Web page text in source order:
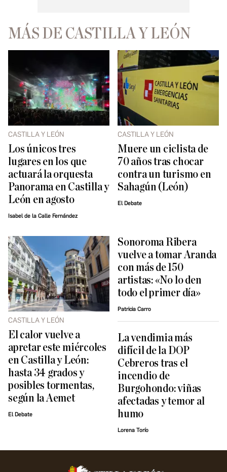
MÁS DE CASTILLA Y LEÓN
CASTILLA Y LEÓN
Los únicos tres
lugares en los que
actuará la orquesta
Panorama en Castilla y
León en agosto
Isabel de la Calle Fernández
CASTILLA Y LEÓN
Muere un ciclista de
70 años tras chocar
contra un turismo en
Sahagún (León)
El Debate
CASTILLA Y LEÓN
El calor vuelve a
apretar este miércoles
en Castilla y León:
hasta 34 grados y
posibles tormentas,
según la Aemet
El Debate
Sonoroma Ribera
vuelve a tomar Aranda
con más de 150
artistas: «No lo den
todo el primer día»
Patricia Carro
La vendimia más
difícil de la DOP
Cebreros tras el
incendio de
Burgohondo: viñas
afectadas y temor al
humo
Lorena Torío